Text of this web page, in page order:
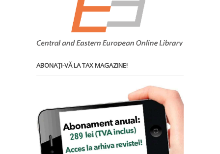
ABONAŢI-VĂ LA TAX MAGAZINE!